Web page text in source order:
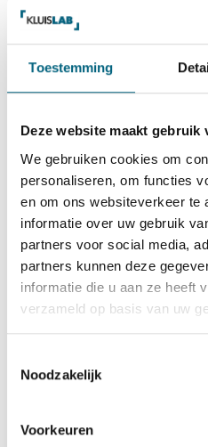
Toestemming
Deze website maakt gebruik
We gebruiken cookies om
personaliseren, om functies
en om ons websiteverkeer te
informatie over uw gebruik
partners voor social media,
partners kunnen deze
informatie die u aan ze heeft
verzameld op basis van uw
Noodzakelijk
Voorkeuren
De Raat Brandkasten
De Raat DRS Prisma III/7
5.302,-
Op voorraad
Bekijk de reviews
Moderne kwalitatieve
inbraakwerende kluis in de
conform EN 1143-1.
dubbelbaard sleutelslot,
Betrouwbaar & veilig betalen